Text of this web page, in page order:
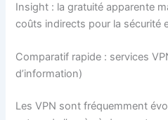
Insight : la gratuité apparente
coûts indirects pour la sécurité
Comparatif rapide : services
d’information)
Les VPN sont fréquemment